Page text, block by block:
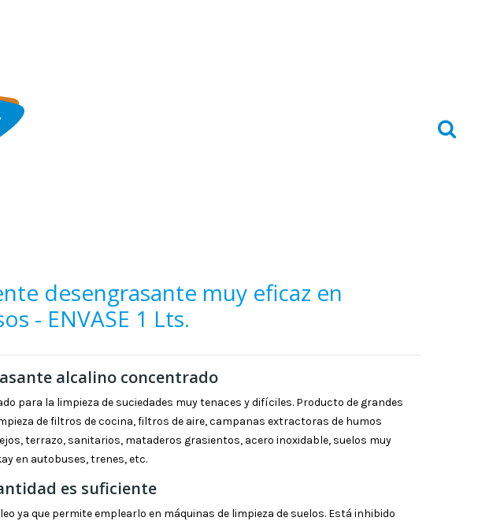
desengrasante muy eficaz en
- ENVASE 1 Lts.
alcalino concentrado
para la limpieza de suciedades muy tenaces y difíciles. Producto de grandes
de filtros de cocina, filtros de aire, campanas extractoras de humos
terrazo, sanitarios, mataderos grasientos, acero inoxidable, suelos muy
en autobuses, trenes, etc.
es suficiente
ya que permite emplearlo en máquinas de limpieza de suelos. Está inhibido